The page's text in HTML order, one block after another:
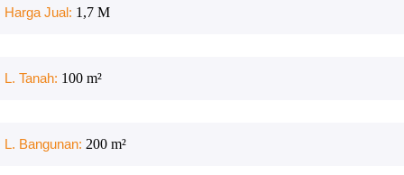
Harga Jual: 1,7 M
L. Tanah: 100 m²
L. Bangunan: 200 m²